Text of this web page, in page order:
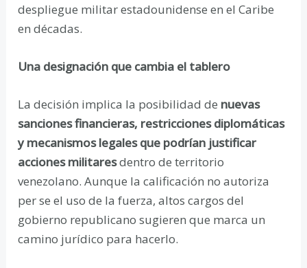
despliegue militar estadounidense en el Caribe
en décadas.
Una designación que cambia el tablero
La decisión implica la posibilidad de nuevas
sanciones financieras, restricciones diplomáticas
y mecanismos legales que podrían justificar
acciones militaresdentro de territorio
venezolano. Aunque la calificación no autoriza
per se el uso de la fuerza, altos cargos del
gobierno republicano sugieren que marca un
camino jurídico para hacerlo.